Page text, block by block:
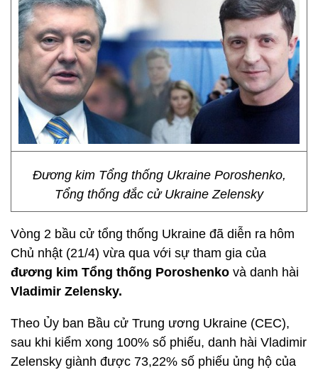
Đương kim Tổng thống Ukraine Poroshenko,
Tổng thống đắc cử Ukraine Zelensky
Vòng 2 bầu cử tổng thống Ukraine đã diễn ra hôm
Chủ nhật (21/4) vừa qua với sự tham gia của
đương kim Tổng thống Poroshenko và danh hài
Vladimir Zelensky.
Theo Ủy ban Bầu cử Trung ương Ukraine (CEC),
sau khi kiểm xong 100% số phiếu, danh hài Vladimir
Zelensky giành được 73,22% số phiếu ủng hộ của